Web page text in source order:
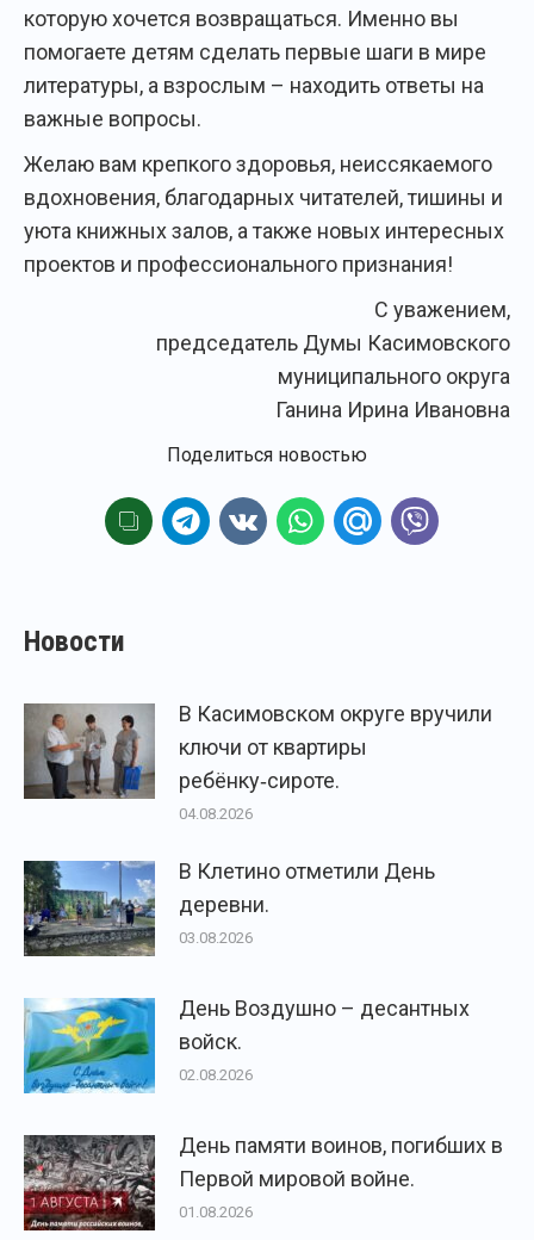
которую хочется возвращаться. Именно вы
помогаете детям сделать первые шаги в мире
литературы, а взрослым – находить ответы на
важные вопросы.
Желаю вам крепкого здоровья, неиссякаемого
вдохновения, благодарных читателей, тишины и
уюта книжных залов, а также новых интересных
проектов и профессионального признания!
С уважением,
председатель Думы Касимовского
муниципального округа
Ганина Ирина Ивановна
Поделиться новостью
Новости
В Касимовском округе вручили
ключи от квартиры
ребёнку‑сироте.
04.08.2026
В Клетино отметили День
деревни.
03.08.2026
День Воздушно – десантных
войск.
02.08.2026
День памяти воинов, погибших в
Первой мировой войне.
01.08.2026